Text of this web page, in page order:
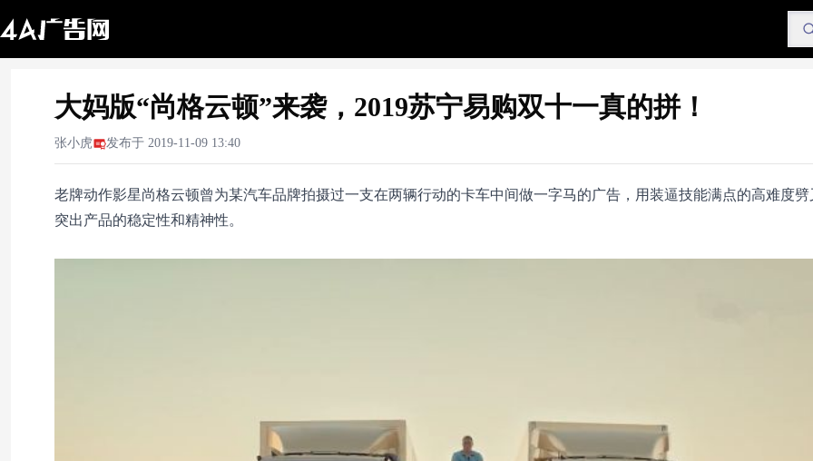
大妈版“尚格云顿”来袭，2019苏宁易购双十一真的拼！
张小虎 发布于 2019-11-09 13:40
老牌动作影星尚格云顿曾为某汽车品牌拍摄过一支在两辆行动的卡车中间做一字马的广告，用装逼技能满点的高难度劈
突出产品的稳定性和精神性。